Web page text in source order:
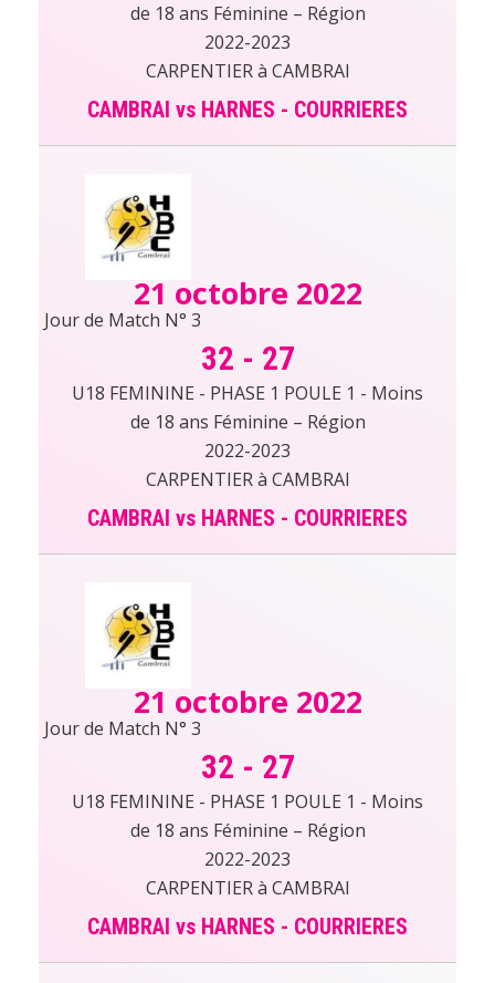
de 18 ans Féminine – Région
2022-2023
CARPENTIER à CAMBRAI
CAMBRAI vs HARNES - COURRIERES
21 octobre 2022
Jour de Match N° 3
32 - 27
U18 FEMININE - PHASE 1 POULE 1 - Moins
de 18 ans Féminine – Région
2022-2023
CARPENTIER à CAMBRAI
CAMBRAI vs HARNES - COURRIERES
21 octobre 2022
Jour de Match N° 3
32 - 27
U18 FEMININE - PHASE 1 POULE 1 - Moins
de 18 ans Féminine – Région
2022-2023
CARPENTIER à CAMBRAI
CAMBRAI vs HARNES - COURRIERES